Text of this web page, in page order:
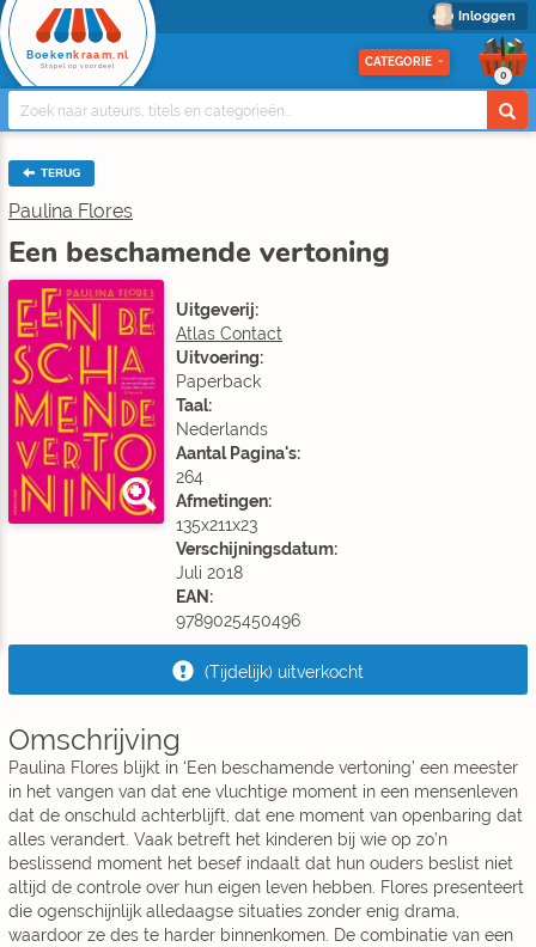
Inloggen
Boeken kraam.nl
Stapel op voordeel CATEGORIE
0
TERUG
Paulina Flores
Een beschamende vertoning
Uitgeverij:
Atlas Contact
Uitvoering:
Paperback
Taal:
Nederlands
Aantal Pagina's:
264
Afmetingen:
135x211x23
Verschijningsdatum:
Juli 2018
EAN:
9789025450496
(Tijdelijk) uitverkocht
Omschrijving
Paulina Flores blijkt in ‘Een beschamende vertoning’ een meester
in het vangen van dat ene vluchtige moment in een mensenleven
dat de onschuld achterblijft, dat ene moment van openbaring dat
alles verandert. Vaak betreft het kinderen bij wie op zo’n
beslissend moment het besef indaalt dat hun ouders beslist niet
altijd de controle over hun eigen leven hebben. Flores presenteert
die ogenschijnlijk alledaagse situaties zonder enig drama,
waardoor ze des te harder binnenkomen. De combinatie van een